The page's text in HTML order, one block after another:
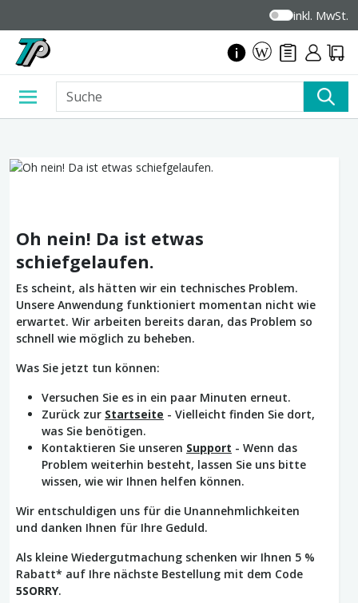
inkl. MwSt.
Oh nein! Da ist etwas
schiefgelaufen.
Es scheint, als hätten wir ein technisches Problem.
Unsere Anwendung funktioniert momentan nicht wie
erwartet. Wir arbeiten bereits daran, das Problem so
schnell wie möglich zu beheben.
Was Sie jetzt tun können:
Versuchen Sie es in ein paar Minuten erneut.
Zurück zur Startseite - Vielleicht finden Sie dort,
was Sie benötigen.
Kontaktieren Sie unseren Support - Wenn das
Problem weiterhin besteht, lassen Sie uns bitte
wissen, wie wir Ihnen helfen können.
Wir entschuldigen uns für die Unannehmlichkeiten
und danken Ihnen für Ihre Geduld.
Als kleine Wiedergutmachung schenken wir Ihnen 5 %
Rabatt* auf Ihre nächste Bestellung mit dem Code
5SORRY.